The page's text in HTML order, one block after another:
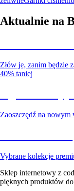
Aktualnie na
Złów je, zanim będzie
40% taniej
Zaoszczędź na nowym
Vybrane kolekcje
Sklep internetowy z
pięknych produktów